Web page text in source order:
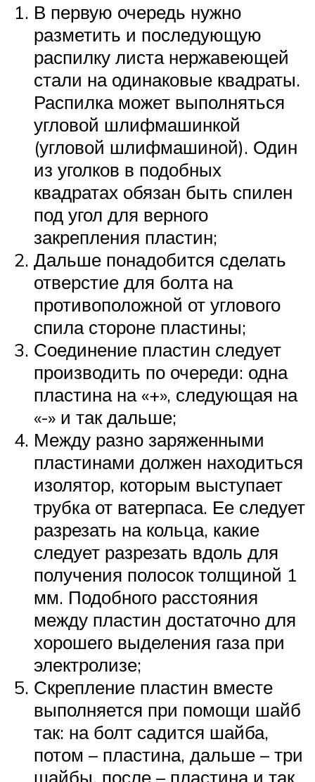
В первую очередь нужно
разметить и последующую
распилку листа нержавеющей
стали на одинаковые квадраты.
Распилка может выполняться
угловой шлифмашинкой
(угловой шлифмашиной). Один
из уголков в подобных
квадратах обязан быть спилен
под угол для верного
закрепления пластин;
Дальше понадобится сделать
отверстие для болта на
противоположной от углового
спила стороне пластины;
Соединение пластин следует
производить по очереди: одна
пластина на «+», следующая на
«-» и так дальше;
Между разно заряженными
пластинами должен находиться
изолятор, которым выступает
трубка от ватерпаса. Ее следует
разрезать на кольца, какие
следует разрезать вдоль для
получения полосок толщиной 1
мм. Подобного расстояния
между пластин достаточно для
хорошего выделения газа при
электролизе;
Скрепление пластин вместе
выполняется при помощи шайб
так: на болт садится шайба,
потом – пластина, дальше – три
шайбы, после – пластина и так